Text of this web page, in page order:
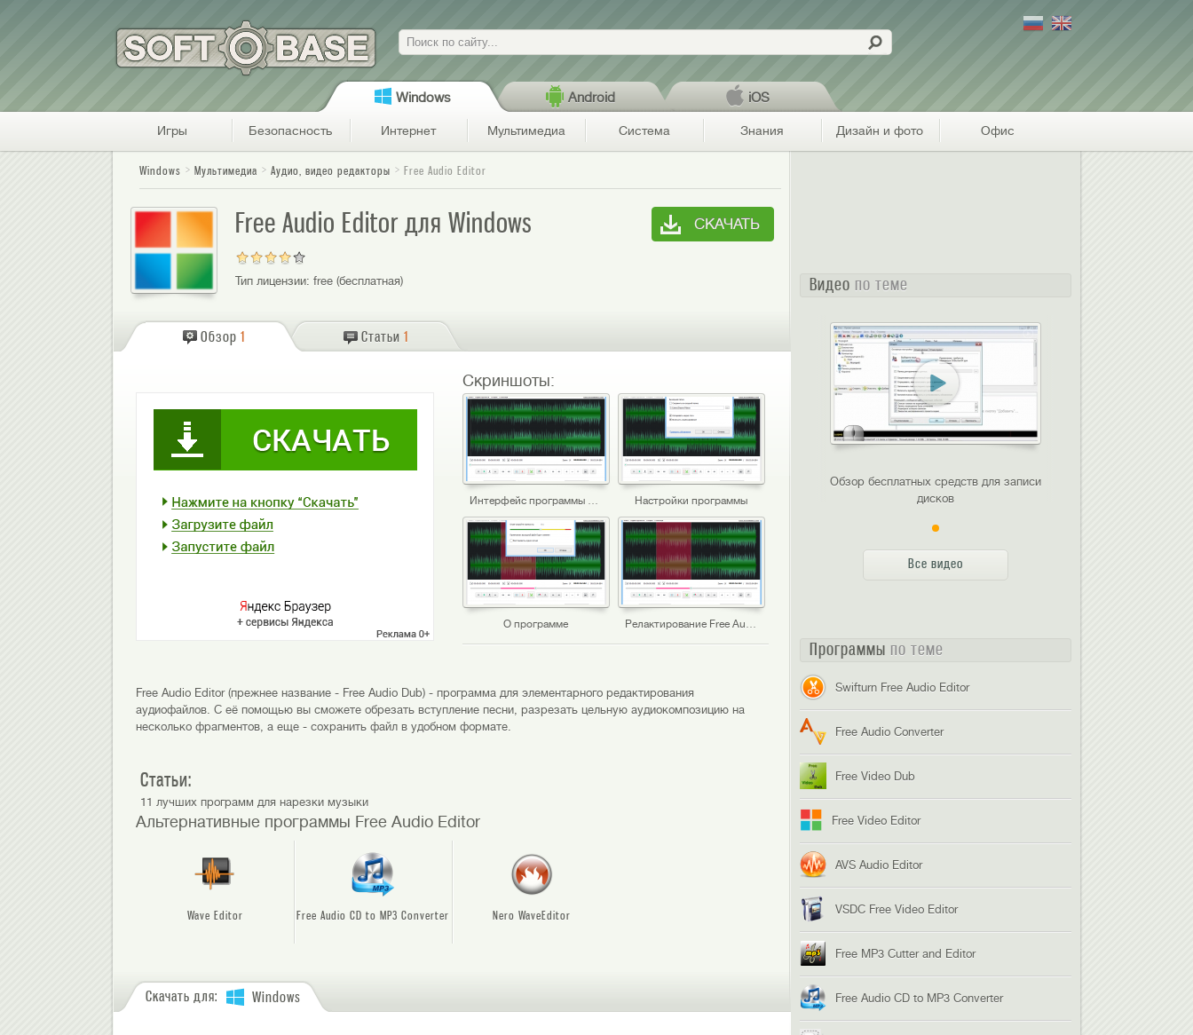
Поиск
Windows Android iOS
Игры Безопасность Интернет Мультимедиа Система Знания Дизайн и фото Офис
Windows Мультимедиа Аудио, видео редакторы Free Audio Editor
Free Audio Editor для Windows СКАЧАТЬ
Тип лицензии: free (бесплатная)
Обзор 1 Статьи 1
Скриншоты:
Интерфейс программы Free Audio Editor Настройки программы
О программе Релактирование Free Audio Editor
Free Audio Editor (прежнее название - Free Audio Dub) - программа для элементарного редактирования
аудиофайлов. С её помощью вы сможете обрезать вступление песни, разрезать цельную аудиокомпозицию на
несколько фрагментов, а еще - сохранить файл в удобном формате.
Статьи:
11 лучших программ для нарезки музыки
Альтернативные программы Free Audio Editor
Wave Editor Free Audio CD to MP3 Converter Nero WaveEditor
Скачать для: Windows
Видео по теме
Обзор бесплатных средств для записи
дисков
Все видео
Программы по теме
Swifturn Free Audio Editor
Free Audio Converter
Free Video Dub
Free Video Editor
AVS Audio Editor
VSDC Free Video Editor
Free MP3 Cutter and Editor
Free Audio CD to MP3 Converter